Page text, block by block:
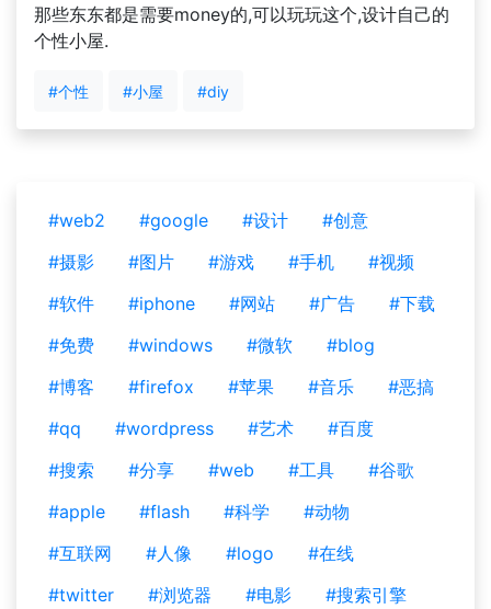
那些东东都是需要money的,可以玩玩这个,设计自己的
个性小屋.
#个性 #小屋 #diy
#web2 #google #设计
#创意
#摄影
#图片 #游戏 #手机
#视频
#软件
#iphone #网站 #广告
#下载
#免费
#windows #微软
#blog
#博客
#firefox #苹果 #音乐
#恶搞
#qq
#wordpress #艺术
#百度
#搜索
#分享 #web #工具
#谷歌
#apple
#flash #科学
#动物
#互联网
#人像 #logo
#在线
#twitter
#浏览器 #电影
#搜索引擎